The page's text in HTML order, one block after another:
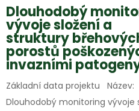
Dlouhodobý
vývoje složení a
struktury
porostů
invazními
Základní data projektu Název:
Dlouhodobý monitoring vývoje